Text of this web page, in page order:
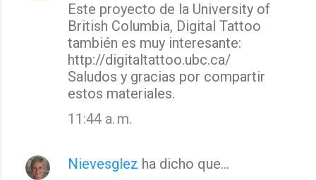
Este proyecto de la University of
British Columbia, Digital Tattoo
también es muy interesante:
http://digitaltattoo.ubc.ca/
Saludos y gracias por compartir
estos materiales.
11:44 a. m.
Nievesglez ha dicho que…